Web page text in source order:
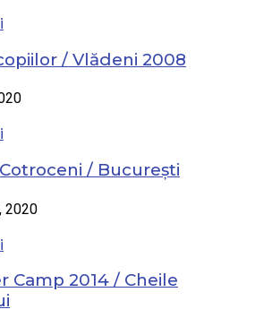
/ Vlădeni 2008
/ București
2020
Camp 2014 / Cheile